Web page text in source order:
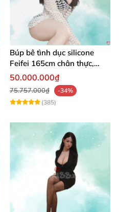
Búp bê tình dục silicone
Feifei 165cm chân thực,
sang trọng, âm thanh sống
50.000.000₫
75.757.000₫
-34%
(385)